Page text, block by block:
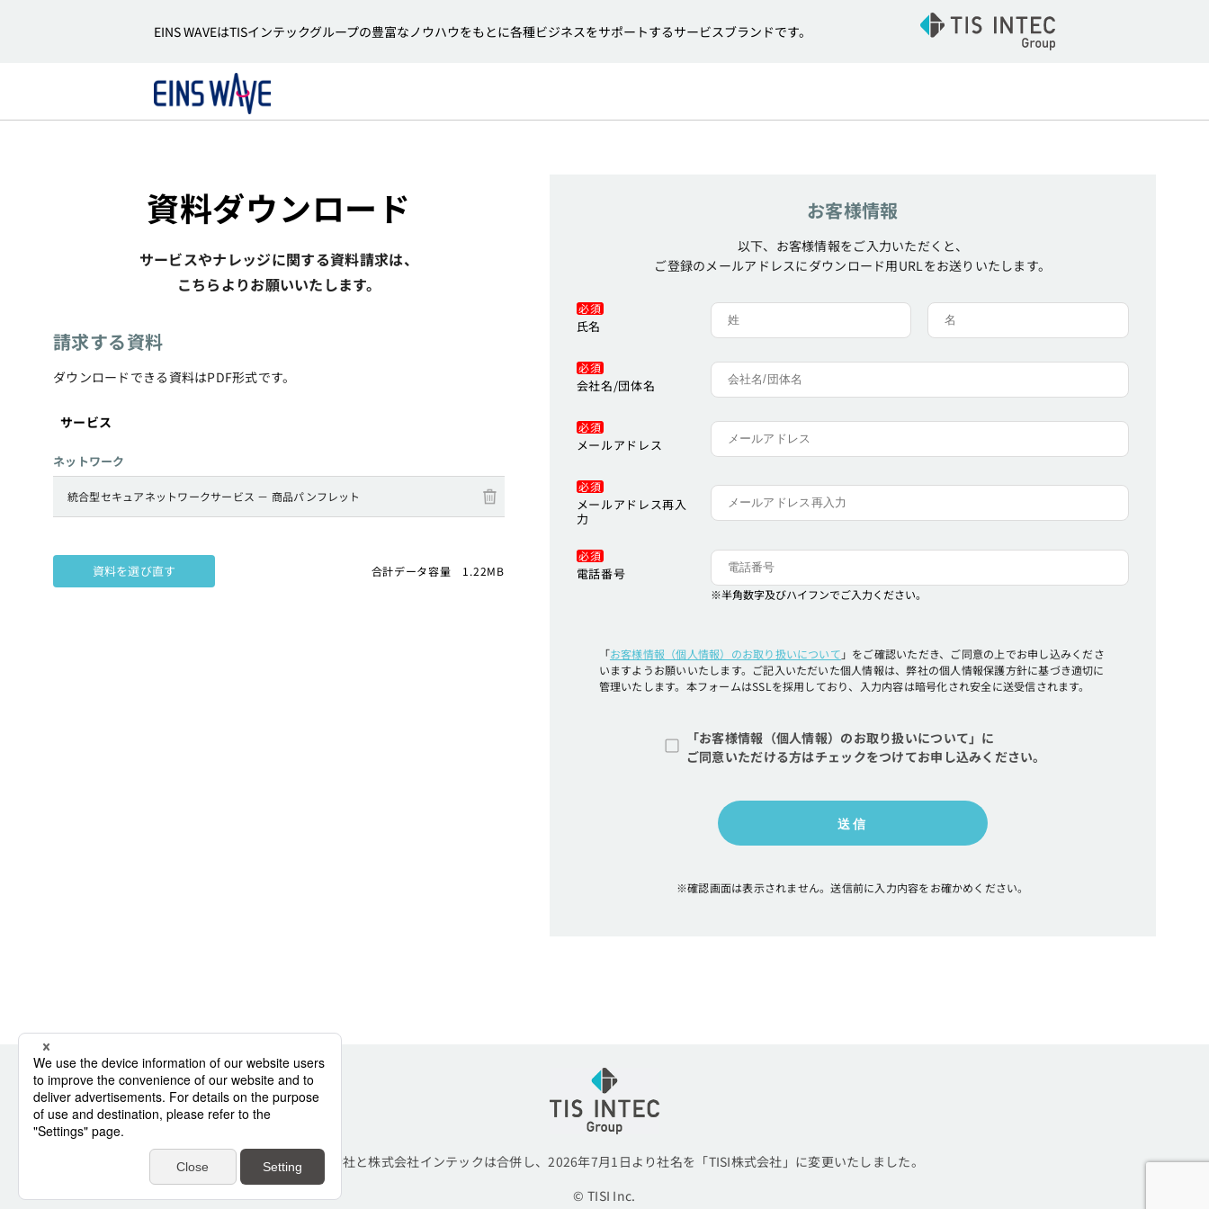
EINS WAVEはTISインテックグループの豊富なノウハウをもとに各種ビジネスをサポートするサービスブランドです。
資料ダウンロード
サービスやナレッジに関する資料請求は、
こちらよりお願いいたします。
請求する資料
ダウンロードできる資料はPDF形式です。
サービス
ネットワーク
統合型セキュアネットワークサービス － 商品パンフレット
資料を選び直す 合計データ容量 1.22MB
お客様情報
以下、お客様情報をご入力いただくと、
ご登録のメールアドレスにダウンロード用URLをお送りいたします。
必須
氏名
必須
会社名/団体名
必須
メールアドレス
必須
メールアドレス再入
力
必須
電話番号
※半角数字及びハイフンでご入力ください。
「お客様情報（個人情報）のお取り扱いについて 」をご確認いただき、ご同意の上でお申し込みくださ
いますようお願いいたします。ご記入いただいた個人情報は、弊社の個人情報保護方針に基づき適切に
管理いたします。本フォームはSSLを採用しており、入力内容は暗号化され安全に送受信されます。
「お客様情報（個人情報）のお取り扱いについて」に
ご同意いただける方はチェックをつけてお申し込みください。
※確認画面は表示されません。送信前に入力内容をお確かめください。
TIS株式会社と株式会社インテックは合併し、2026年7月1日より社名を「TISI株式会社」に変更いたしました。
© TISI Inc.